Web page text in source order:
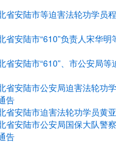
省安陆市等迫害法轮功学员
省安陆市“610”负责人宋华
省安陆市“610”、市公安局
省安陆市公安局迫害法轮功
告
省安陆市迫害法轮功学员黄
省安陆市公安局国保大队警
告